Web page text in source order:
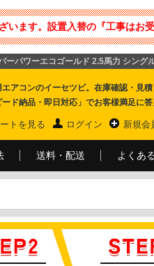
ます。設置入替の『工事は
パワーエコゴールド 2.5馬力 シング
アコンのイーセツビ。在庫確認・見積
ード納品・即日対応」でお客様満足に答
トを見る ログイン 新規会
送料・配送 よくあ